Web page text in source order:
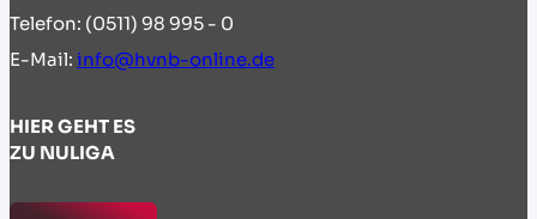
Telefon: (0511) 98 995 - 0
E-Mail: info@hvnb-online.de
HIER GEHT ES
ZU NULIGA